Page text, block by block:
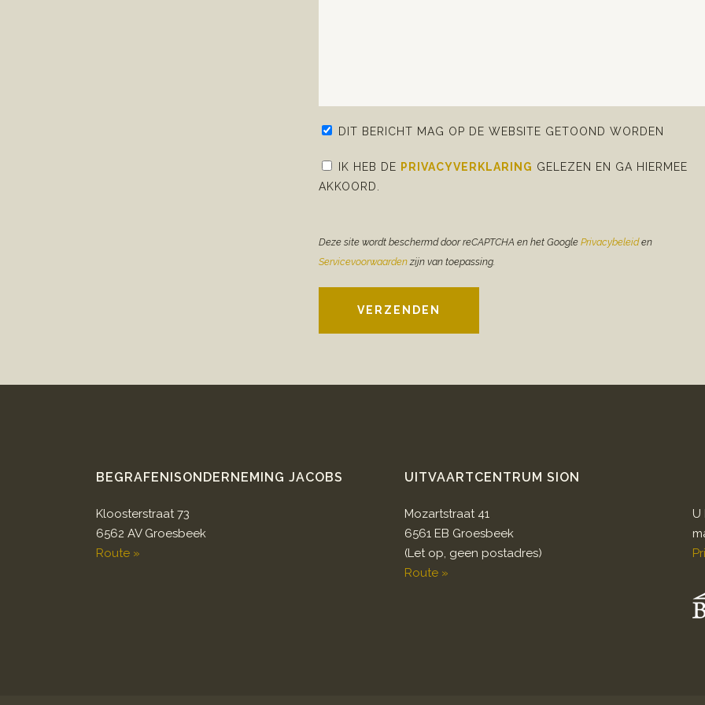
DIT BERICHT MAG OP DE WEBSITE GETOOND WORDEN
IK HEB DE PRIVACYVERKLARING GELEZEN EN GA HIERMEE
AKKOORD.
Deze site wordt beschermd door reCAPTCHA en het Google Privacybeleiden
Servicevoorwaardenzijn van toepassing.
VERZENDEN
BEGRAFENISONDERNEMING JACOBS
Kloosterstraat 73
6562 AV Groesbeek
Route »
UITVAARTCENTRUM SION
Mozartstraat 41
6561 EB Groesbeek
(Let op, geen postadres)
Route »
U